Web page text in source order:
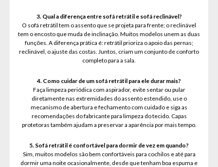
3. Qual a diferença entre sofá retrátil e sofá reclinável?
O sofá retrátil tem o assento que se projeta para frente; o reclinável
tem o encosto que muda de inclinação. Muitos modelos unem as duas
funções. A diferença prática é: retrátil prioriza o apoio das pernas;
reclinável, o ajuste das costas. Juntos, criam um conjunto de conforto
completo para a sala.
4. Como cuidar de um sofá retrátil para ele durar mais?
Faça limpeza periódica com aspirador, evite sentar ou pular
diretamente nas extremidades do assento estendido, use o
mecanismo de abertura e fechamento com cuidado e siga as
recomendações do fabricante para limpeza do tecido. Capas
protetoras também ajudam a preservar a aparência por mais tempo.
5. Sofá retrátil é confortável para dormir de vez em quando?
Sim, muitos modelos são bem confortáveis para cochilos e até para
dormir uma noite ocasionalmente, desde que tenham boa espuma e